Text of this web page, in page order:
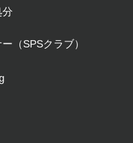
（SPSクラブ）